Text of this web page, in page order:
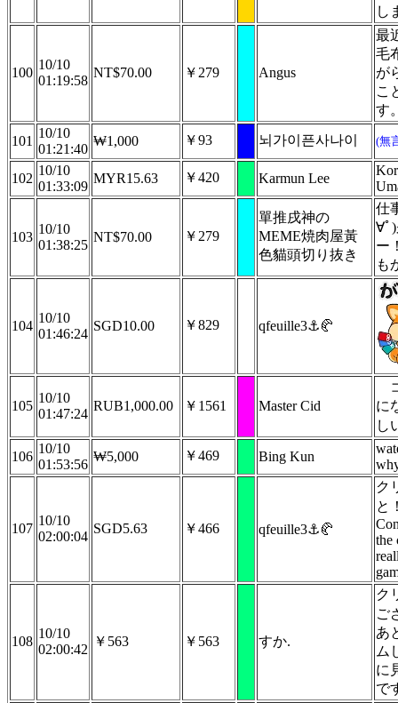
し
100
10/10
01:19:58
NT$70.00 ￥279 Angus
最
毛
が
こ
す
101
10/10
01:21:40
₩1,000 ￥93 뇌가이픈사나이 (無
102
10/10
01:33:09
MYR15.63 ￥420 Karmun Lee
103
10/10
01:38:25
NT$70.00 ￥279
單推戌神の
MEME焼肉屋黃
色貓頭切り抜き
仕
∀ﾟ
ー
も
104
10/10
01:46:24
SGD10.00 ￥829 qfeuille3⚓🥐
105
10/10
01:47:24
RUB1,000.00 ￥1561 Master Cid
に
し
106
10/10
01:53:56
₩5,000 ￥469 Bing Kun
107
10/10
02:00:04
SGD5.63 ￥466 qfeuille3⚓🥐
ク
と
the
108
10/10
02:00:42
￥563 ￥563 すか.
ク
ご
あ
ム
に
で